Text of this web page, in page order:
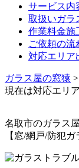
サービス内
取扱いガラ
作業料金施
ご依頼の流
対応エリア
ガラス屋の窓猿 >
現在は対応エリ
名取市のガラス屋
【窓/網戸/防犯